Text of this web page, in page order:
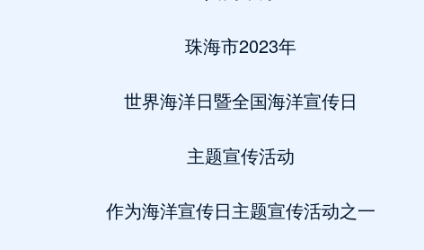
珠海市2023年
世界海洋日暨全国海洋宣传日
主题宣传活动
作为海洋宣传日主题宣传活动之一